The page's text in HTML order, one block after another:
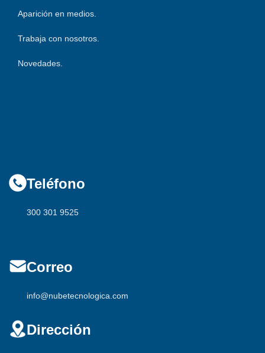
Aparición en medios.
Trabaja con nosotros.
Novedades.
Teléfono
300 301 9525
Correo
info@nubetecnologica.com
Dirección